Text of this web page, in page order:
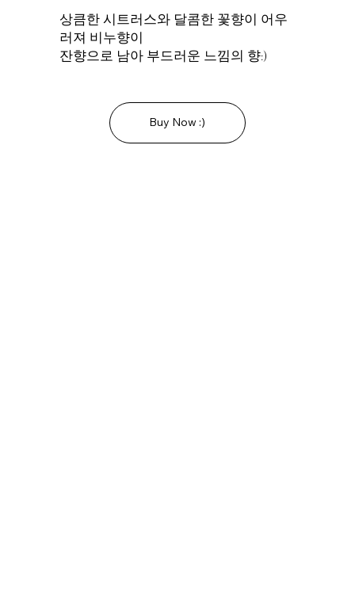
상큼한 시트러스와 달콤한 꽃향이 어우
러져 비누향이
잔향으로 남아 부드러운 느낌의 향:)
Buy Now :)